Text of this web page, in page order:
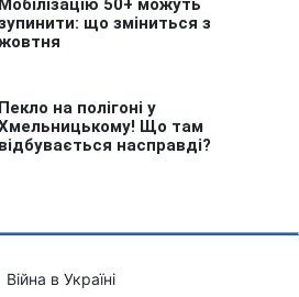
Війна в Україні